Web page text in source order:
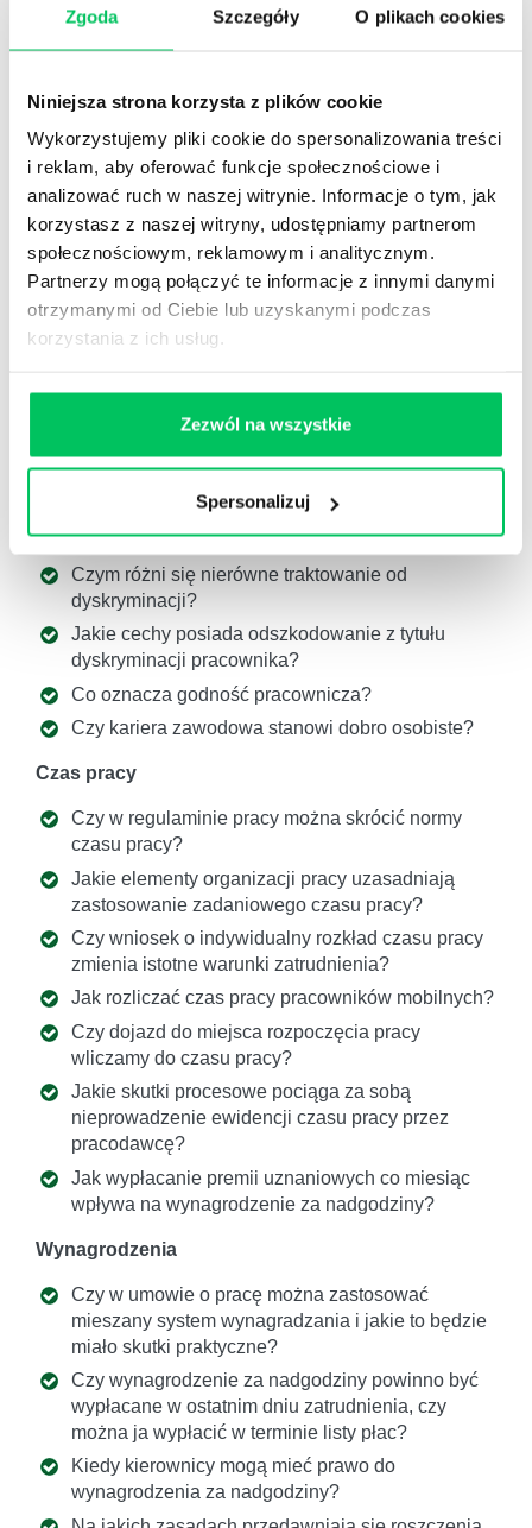
Zgoda Szczegóły O plikach cookies
Niniejsza strona korzysta z plików cookie
Wykorzystujemy pliki cookie do spersonalizowania treści
i reklam, aby oferować funkcje społecznościowe i
analizować ruch w naszej witrynie. Informacje o tym, jak
korzystasz z naszej witryny, udostępniamy partnerom
społecznościowym, reklamowym i analitycznym.
Partnerzy mogą połączyć te informacje z innymi danymi
otrzymanymi od Ciebie lub uzyskanymi podczas
korzystania z ich usług.
Zezwól na wszystkie
Spersonalizuj
Mobbing i dyskryminacja
Czy działania uznawane za mobbingowe muszą
Czy skutki zdrowotne są elementem definicji
mobbingu?
Jak ustalać granice czasowe istnienia mobbingu?
Czy długotrwałość i uporczywość działań sprawcy
mobbingu są ze sobą powiązane?
Jak rozumieć uporczywość sprawcy mobbingu?
Czym jest obiektywny wzorzec ofiary rozsądnej?
Jak powinny być prowadzone działania
Jaki jest zakres odpowiedzialności pracodawcy za
Jaki ma charakter odszkodowanie za mobbing?
ustala się odszkodowanie za mobbing, gdy proces
trwał kilka lat?
Czym różni się nierówne traktowanie od
dyskryminacji?
Jakie cechy posiada odszkodowanie z tytułu
dyskryminacji pracownika?
Co oznacza godność pracownicza?
Czy kariera zawodowa stanowi dobro osobiste?
Czas pracy
Czy w regulaminie pracy można skrócić normy
czasu pracy?
Jakie elementy organizacji pracy uzasadniają
zastosowanie zadaniowego czasu pracy?
Czy wniosek o indywidualny rozkład czasu pracy
zmienia istotne warunki zatrudnienia?
Jak rozliczać czas pracy pracowników mobilnych?
Czy dojazd do miejsca rozpoczęcia pracy
wliczamy do czasu pracy?
Jakie skutki procesowe pociąga za sobą
nieprowadzenie ewidencji czasu pracy przez
pracodawcę?
Jak wypłacanie premii uznaniowych co miesiąc
wpływa na wynagrodzenie za nadgodziny?
Wynagrodzenia
Czy w umowie o pracę można zastosować
mieszany system wynagradzania i jakie to będzie
miało skutki praktyczne?
Czy wynagrodzenie za nadgodziny powinno być
wypłacane w ostatnim dniu zatrudnienia, czy
można ja wypłacić w terminie listy płac?
Kiedy kierownicy mogą mieć prawo do
wynagrodzenia za nadgodziny?